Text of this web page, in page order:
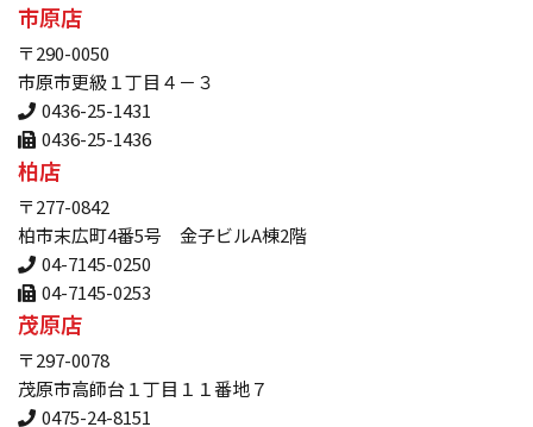
市原店
〒290-0050
市原市更級１丁目４－３
0436-25-1431
0436-25-1436
柏店
〒277-0842
柏市末広町4番5号 金子ビルA棟2階
04-7145-0250
04-7145-0253
茂原店
〒297-0078
茂原市高師台１丁目１１番地７
0475-24-8151